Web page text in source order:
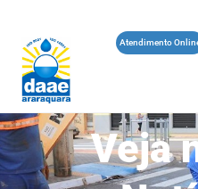
Atendimento
Veja